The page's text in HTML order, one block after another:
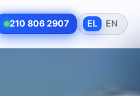
210 806 2907 EL EN